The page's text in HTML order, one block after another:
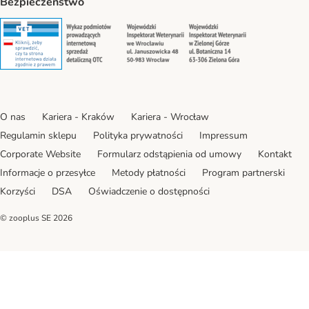
Security Security Security
O nas Kariera - Kraków
Kariera - Wrocław
Regulamin sklepu
Polityka prywatności
Impressum
Corporate Website
Formularz odstąpienia od umowy
Kontakt
Informacje o przesyłce
Metody płatności
Program partnerski
Korzyści
DSA Oświadczenie o dostępności
© zooplus SE 2026